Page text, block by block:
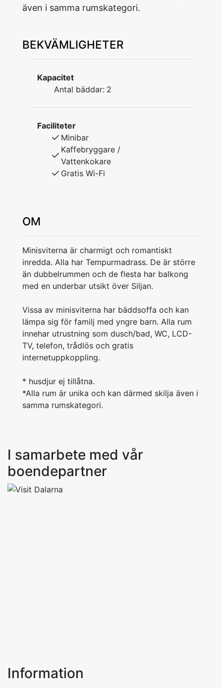
även i samma rumskategori.
BEKVÄMLIGHETER
Kapacitet
Antal bäddar: 2
Faciliteter
Minibar
Kaffebryggare /
Vattenkokare
Gratis Wi-Fi
OM
Minisviterna är charmigt och romantiskt
inredda. Alla har Tempurmadrass. De är större
än dubbelrummen och de flesta har balkong
med en underbar utsikt över Siljan.
Vissa av minisviterna har bäddsoffa och kan
lämpa sig för familj med yngre barn. Alla rum
innehar utrustning som dusch/bad, WC, LCD-
TV, telefon, trådlös och gratis
internetuppkoppling.
* husdjur ej tillåtna.
*Alla rum är unika och kan därmed skilja även i
samma rumskategori.
I samarbete med vår
boendepartner
Information